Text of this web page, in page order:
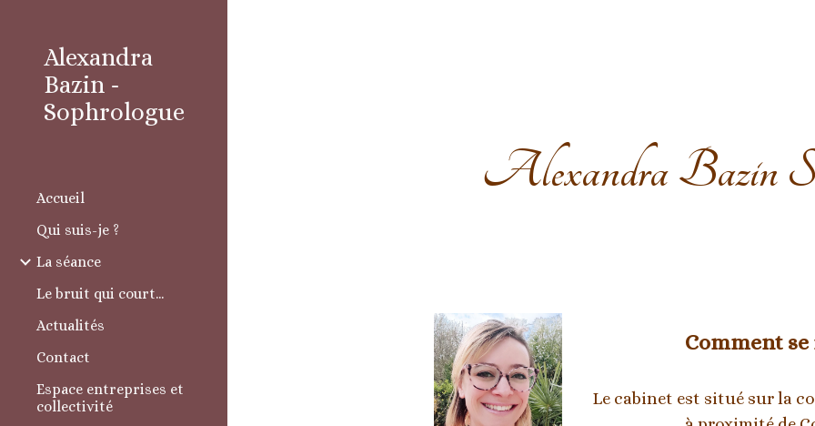
Alexandra
Bazin -
Sophrologue
Accueil
Qui suis-je ?
La séance
Le bruit qui court...
Actualités
Contact
Espace entreprises et
collectivité
Alexandra Bazin
Comment
Le cabinet est situé sur la